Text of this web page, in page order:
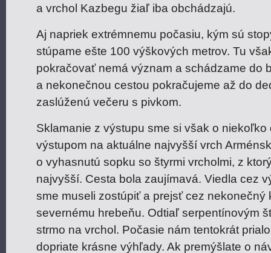
a vrchol Kazbegu žiaľ iba obchádzajú.
Aj napriek extrémnemu počasiu, kým sú
stúpame ešte 100 výškových metrov. Tu
pokračovať nemá význam a schádzame do
a nekonečnou cestou pokračujeme až do
zaslúženú večeru s pivkom.
Sklamanie z výstupu sme si však o
výstupom na aktuálne najvyšší vrch
o vyhasnutú sopku so štyrmi vrcholmi, z
najvyšší. Cesta bola zaujímavá. Viedla cez
sme museli zostúpiť a prejsť cez nekonečný
severnému hrebeňu. Odtiaľ serpentínovým
strmo na vrchol. Počasie nám tentokrát
dopriate krásne výhľady. Ak premýšlate o